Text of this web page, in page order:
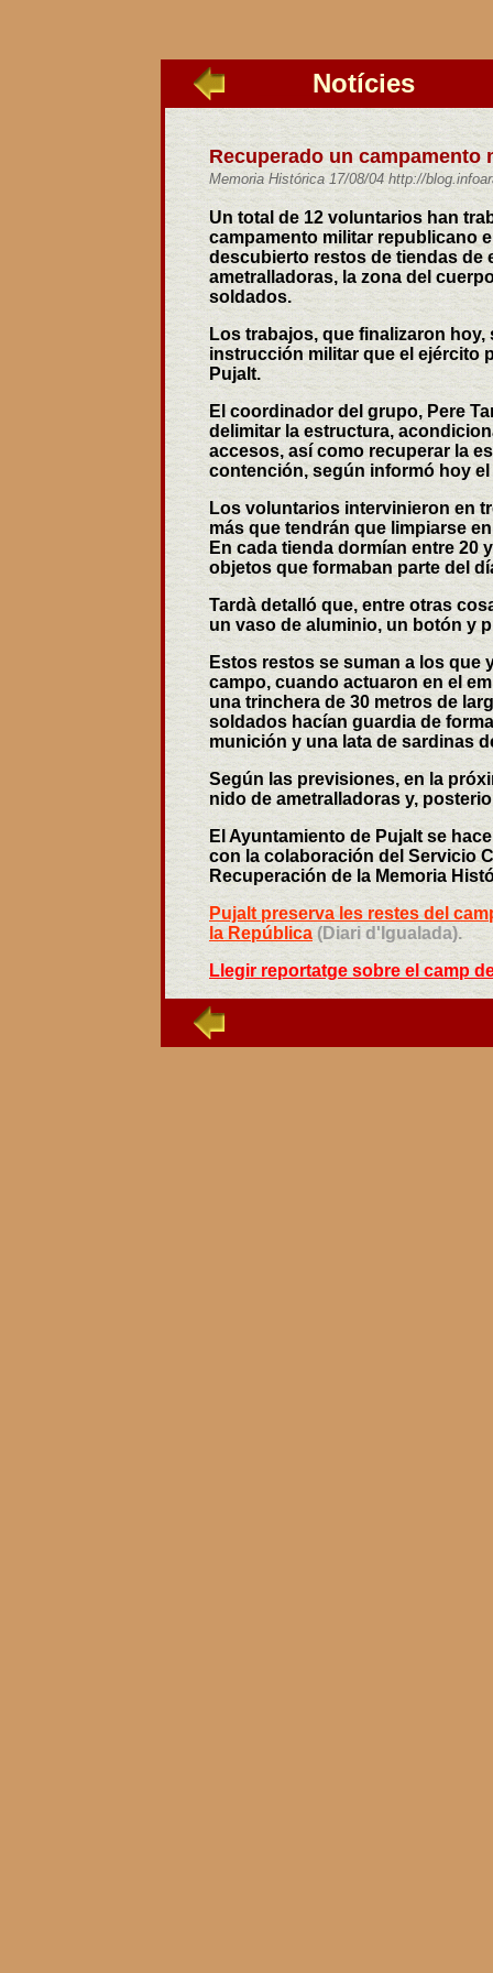
Notícies
Recuperado un
Memoria Histórica 17/08/04 http://
Un total de 12 voluntarios han
campamento militar republicano
descubierto restos de tiendas de
ametralladoras, la zona del
soldados.
Los trabajos, que finalizaron
instrucción militar que el ejército
Pujalt.
El coordinador del grupo, Pere
delimitar la estructura,
accesos, así como recuperar la
contención, según informó hoy
Los voluntarios intervinieron en
más que tendrán que limpiarse
En cada tienda dormían entre 20
objetos que formaban parte del
Tardà detalló que, entre otras
un vaso de aluminio, un botón y
Estos restos se suman a los que
campo, cuando actuaron en el
una trinchera de 30 metros de
soldados hacían guardia de
munición y una lata de sardinas
Según las previsiones, en la
nido de ametralladoras y,
El Ayuntamiento de Pujalt se
con la colaboración del Servicio
Recuperación de la Memoria
Pujalt preserva les restes del
la República (Diari d'Igualada).
Llegir reportatge sobre el camp